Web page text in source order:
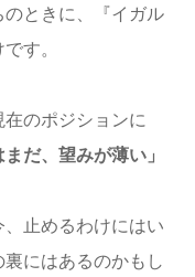
のときに、『イガル
す。
のポジションに
まだ、望みが薄い」
止めるわけにはい
にはあるのかもし